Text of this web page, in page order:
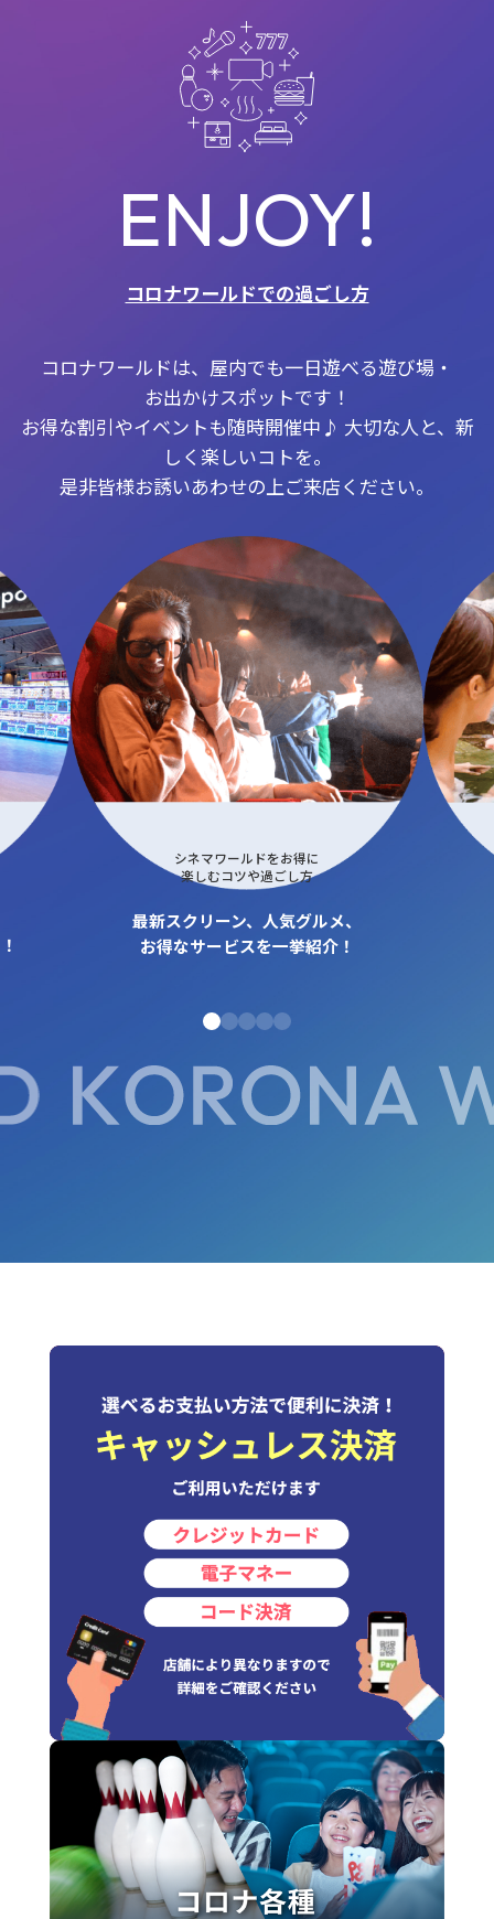
ENJOY!
コロナワールドでの過ごし方
コロナワールドは、屋内でも一日遊べる遊び場・
お出かけスポットです！
お得な割引やイベントも随時開催中♪ 大切な人と、新
しく楽しいコトを。
是非皆様お誘いあわせの上ご来店ください。
シネマワールドをお得に
楽しむコツや過ごし方
最新スクリーン、人気グルメ、
お得なサービスを一挙紹介！